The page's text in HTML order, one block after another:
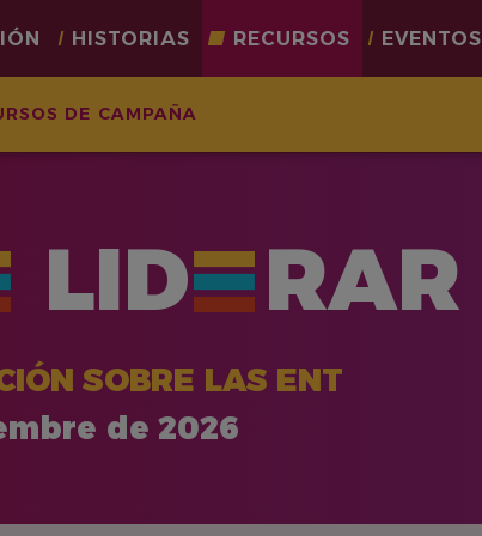
HISTORIAS RECURSOS
DE CAMPAÑA
EVENTOS
LID RAR
SOBRE LAS ENT
de 2026